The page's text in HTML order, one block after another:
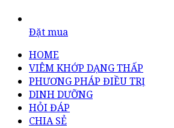
Đặt mua
HOME
VIÊM KHỚP DẠNG THẤP
PHƯƠNG PHÁP ĐIỀU TRỊ
DINH DƯỠNG
HỎI ĐÁP
CHIA SẺ